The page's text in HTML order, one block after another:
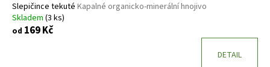
Slepičince tekuté Kapalné organicko-minerální hnojivo
Skladem (3 ks)
od 169 Kč
DETAIL